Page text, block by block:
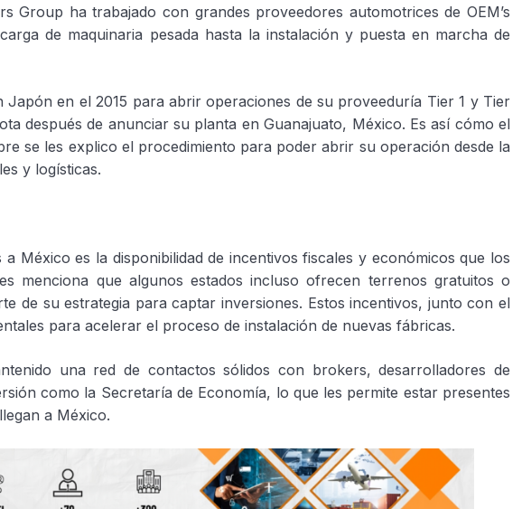
Group ha trabajado con grandes proveedores automotrices de OEM’s
de maquinaria pesada hasta la instalación y puesta en marcha de
en el 2015 para abrir operaciones de su proveeduría Tier 1 y Tier
después de anunciar su planta en Guanajuato, México. Es así cómo el
se les explico el procedimiento para poder abrir su operación desde la
y logísticas.
México es la disponibilidad de incentivos fiscales y económicos que los
menciona que algunos estados incluso ofrecen terrenos gratuitos o
de su estrategia para captar inversiones. Estos incentivos, junto con el
para acelerar el proceso de instalación de nuevas fábricas.
una red de contactos sólidos con brokers, desarrolladores de
como la Secretaría de Economía, lo que les permite estar presentes
a México.